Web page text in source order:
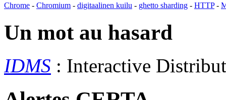
Chrome - Chromium - digitaalinen kuilu - ghetto sharding - HTTP-
Un mot au hasard
IDMS : Interactive